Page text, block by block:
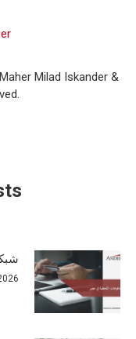
Milad Iskander &